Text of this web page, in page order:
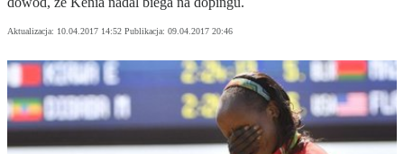
Aktualizacja: 10.04.2017 14:52 Publikacja: 09.04.2017 20:46